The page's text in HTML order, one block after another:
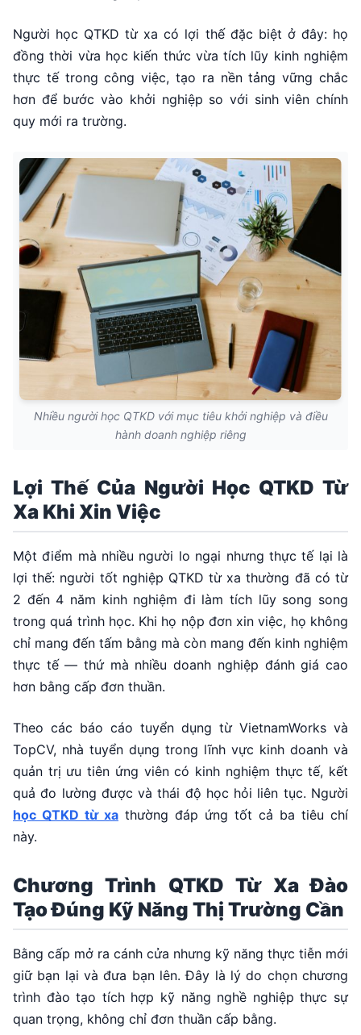
Người học QTKD từ xa có lợi thế đặc biệt ở đây: họ
đồng thời vừa học kiến thức vừa tích lũy kinh nghiệm
thực tế trong công việc, tạo ra nền tảng vững chắc
hơn để bước vào khởi nghiệp so với sinh viên chính
quy mới ra trường.
Nhiều người học QTKD với mục tiêu khởi nghiệp và điều
hành doanh nghiệp riêng
Lợi Thế Của Người Học QTKD Từ
Xa Khi Xin Việc
Một điểm mà nhiều người lo ngại nhưng thực tế lại là
lợi thế: người tốt nghiệp QTKD từ xa thường đã có từ
2 đến 4 năm kinh nghiệm đi làm tích lũy song song
trong quá trình học. Khi họ nộp đơn xin việc, họ không
chỉ mang đến tấm bằng mà còn mang đến kinh nghiệm
thực tế — thứ mà nhiều doanh nghiệp đánh giá cao
hơn bằng cấp đơn thuần.
Theo các báo cáo tuyển dụng từ VietnamWorks và
TopCV, nhà tuyển dụng trong lĩnh vực kinh doanh và
quản trị ưu tiên ứng viên có kinh nghiệm thực tế, kết
quả đo lường được và thái độ học hỏi liên tục. Người
học QTKD từ xa thường đáp ứng tốt cả ba tiêu chí
này.
Chương Trình QTKD Từ Xa Đào
Tạo Đúng Kỹ Năng Thị Trường Cần
Bằng cấp mở ra cánh cửa nhưng kỹ năng thực tiễn mới
giữ bạn lại và đưa bạn lên. Đây là lý do chọn chương
trình đào tạo tích hợp kỹ năng nghề nghiệp thực sự
quan trọng, không chỉ đơn thuần cấp bằng.